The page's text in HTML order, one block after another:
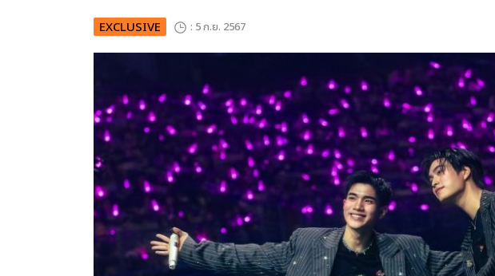
EXCLUSIVE : 5 ก.ย. 2567